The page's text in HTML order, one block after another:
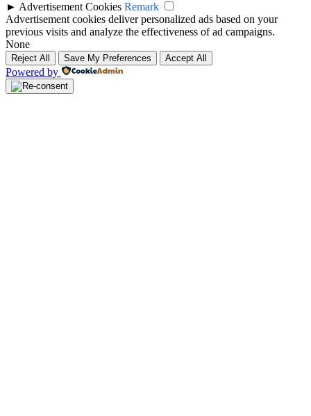
► Advertisement Cookies Remark
Advertisement cookies deliver personalized ads based on your
previous visits and analyze the effectiveness of ad campaigns.
None
Reject All Save My Preferences Accept All
Powered by